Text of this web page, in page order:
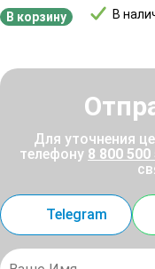
В
В корзину
Для уточнения
телефону 8 800 500
Telegram